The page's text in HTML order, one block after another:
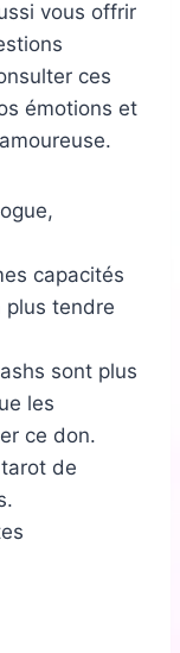
vous offrir
ces
émotions et
capacités
plus tendre
sont plus
les
ce don.
de